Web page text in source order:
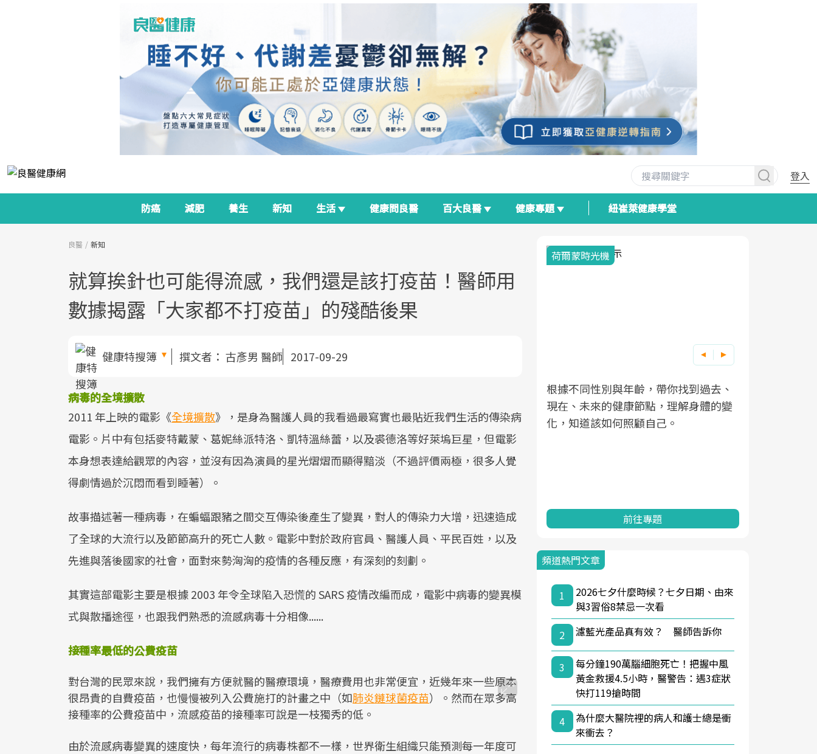
登入
防癌 減肥 養生 新知 生活 健康問良醫 百大良醫 健康專題 紐崔萊健康學堂
良醫 新知
就算挨針也可能得流感，我們還是該打疫苗！醫師用
數據揭露「大家都不打疫苗」的殘酷後果
健康特搜簿 撰文者： 古彥男 醫師 2017-09-29
病毒的全境擴散
2011 年上映的電影《全境擴散》，是身為醫護人員的我看過最寫實也最貼近我們生活的傳染病
電影。片中有包括麥特戴蒙、葛妮絲派特洛、凱特溫絲蕾，以及裘德洛等好萊塢巨星，但電影
本身想表達給觀眾的內容，並沒有因為演員的星光熠熠而顯得黯淡（不過評價兩極，很多人覺
得劇情過於沉悶而看到睡著）。
故事描述著一種病毒，在蝙蝠跟豬之間交互傳染後產生了變異，對人的傳染力大增，迅速造成
了全球的大流行以及節節高升的死亡人數。電影中對於政府官員、醫護人員、平民百姓，以及
先進與落後國家的社會，面對來勢洶洶的疫情的各種反應，有深刻的刻劃。
其實這部電影主要是根據 2003 年令全球陷入恐慌的 SARS 疫情改編而成，電影中病毒的變異模
式與散播途徑，也跟我們熟悉的流感病毒十分相像......
接種率最低的公費疫苗
對台灣的民眾來說，我們擁有方便就醫的醫療環境，醫療費用也非常便宜，近幾年來一些原本
很昂貴的自費疫苗，也慢慢被列入公費施打的計畫之中（如肺炎鏈球菌疫苗）。然而在眾多高
接種率的公費疫苗中，流感疫苗的接種率可說是一枝獨秀的低。
由於流感病毒變異的速度快，每年流行的病毒株都不一樣，世界衛生組織只能預測每一年度可
政策如「健康台灣推動委員會」與「長
照3.0」的推進，「預防醫學」已成全民
關注的核心議題。然而，健檢不只是醫
前往專題
全面啟動你的健康革命！
前往專題
建立對亞健康的認知，進而引導實際的
改善行動。
前往專題
荷爾蒙時光機
根據不同性別與年齡，帶你找到過去、
現在、未來的健康節點，理解身體的變
化，知道該如何照顧自己。
前往專題
頻道熱門文章
1
2026七夕什麼時候？七夕日期、由來
與3習俗8禁忌一次看
2
濾藍光產品真有效？ 醫師告訴你
3
每分鐘190萬腦細胞死亡！把握中風
黃金救援4.5小時，醫警告：遇3症狀
快打119搶時間
4
為什麼大醫院裡的病人和護士總是衝
來衝去？